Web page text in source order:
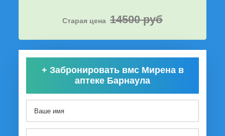
Старая цена 14500 руб
+ Забронировать вмс Мирена в
аптеке Барнаула